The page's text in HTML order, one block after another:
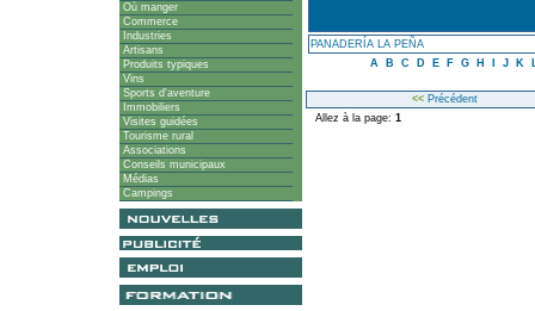
Où manger
Commerce
Industries
Artisans
Produits typiques
Vins
Sports d'aventure
Immobiliers
Visites guidées
Tourisme rural
Associations
Conseils municipaux
Médias
Campings
PANADERÍA LA PEÑA
A
B C D E F G H J K
<<Précédent
Allez à la page: 1